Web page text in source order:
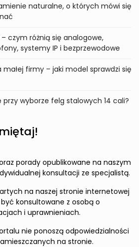
naturalne, o których mówi się
czym różnią się analogowe,
systemy IP i bezprzewodowe
firmy – jaki model sprawdzi się
wyborze felg stalowych 14 cali?
porady opublikowane na naszym
konsultacji ze specjalistą.
na naszej stronie internetowej
konsultowane z osobą o
i uprawnieniach.
nie ponoszą odpowiedzialności
na stronie.